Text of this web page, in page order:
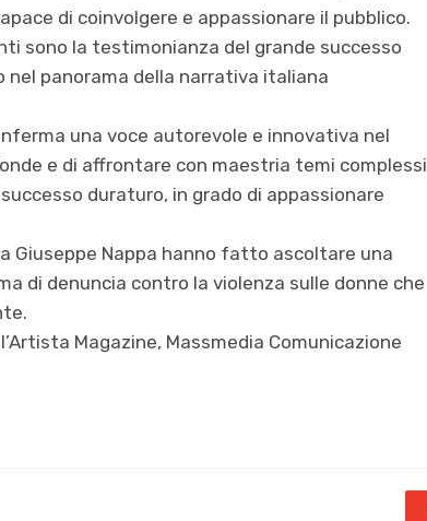
di coinvolgere e appassionare il pubblico.
sono la testimonianza del grande successo
nel panorama della narrativa italiana
una voce autorevole e innovativa nel
e di affrontare con maestria temi complessi
duraturo, in grado di appassionare
Giuseppe Nappa hanno fatto ascoltare una
di denuncia contro la violenza sulle donne che
Magazine, Massmedia Comunicazione